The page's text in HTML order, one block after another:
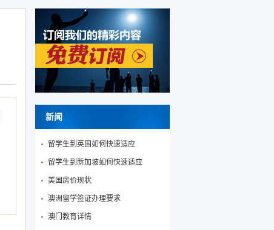
新闻
留学生到英国如何快速适应
留学生到新加坡如何快速适应
美国房价现状
澳洲留学签证办理要求
澳门教育详情